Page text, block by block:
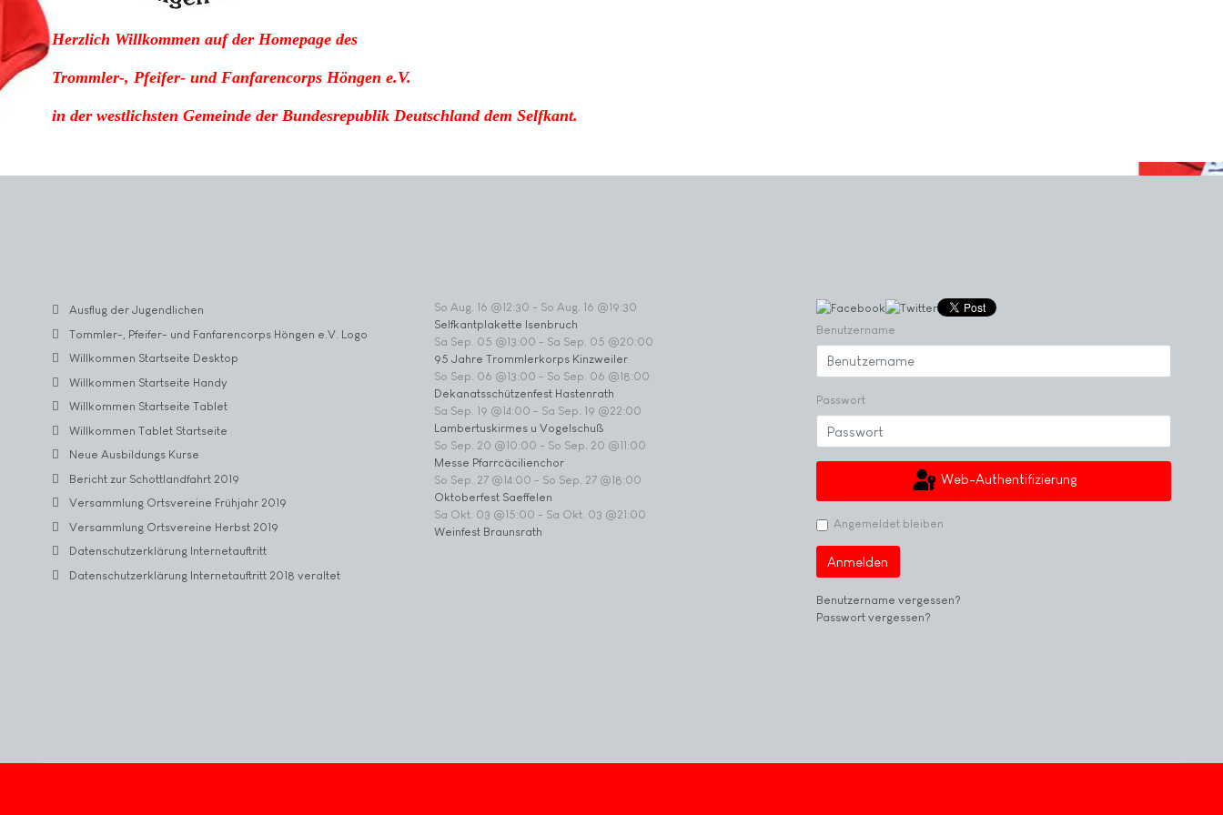
Herzlich Willkommen auf der Homepage des
Trommler-, Pfeifer- und Fanfarencorps Höngen e.V.
in der westlichsten Gemeinde der Bundesrepublik Deutschland dem Selfkant.
Ausflug der Jugendlichen
Tommler-, Pfeifer- und Fanfarencorps Höngen e.V. Logo
Willkommen Startseite Desktop
Willkommen Startseite Handy
Willkommen Startseite Tablet
Willkommen Tablet Startseite
Neue Ausbildungs Kurse
Bericht zur Schottlandfahrt 2019
Versammlung Ortsvereine Frühjahr 2019
Versammlung Ortsvereine Herbst 2019
Datenschutzerklärung Internetauftritt
Datenschutzerklärung Internetauftritt 2018 veraltet
So Aug. 16 @12:30 - So Aug. 16 @19:30
Selfkantplakette Isenbruch
Sa Sep. 05 @13:00 - Sa Sep. 05 @20:00
95 Jahre Trommlerkorps Kinzweiler
So Sep. 06 @13:00 - So Sep. 06 @18:00
Dekanatsschützenfest Hastenrath
Sa Sep. 19 @14:00 - Sa Sep. 19 @22:00
Lambertuskirmes u Vogelschuß
So Sep. 20 @10:00 - So Sep. 20 @11:00
Messe Pfarrcäcilienchor
So Sep. 27 @14:00 - So Sep. 27 @18:00
Oktoberfest Saeffelen
Sa Okt. 03 @15:00 - Sa Okt. 03 @21:00
Weinfest Braunsrath
Benutzername
Passwort
Web-Authentifizierung
Angemeldet bleiben
Anmelden
Benutzername vergessen?
Passwort vergessen?